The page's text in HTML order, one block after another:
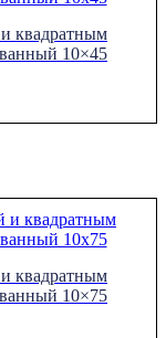
квадратным
10×45
квадратным
10×75